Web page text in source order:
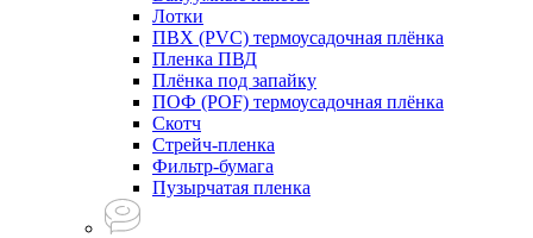
Лотки
ПВХ (PVC) термоусадочная плёнка
Пленка ПВД
Плёнка под запайку
ПОФ (POF) термоусадочная плёнка
Скотч
Стрейч-пленка
Фильтр-бумага
Пузырчатая пленка